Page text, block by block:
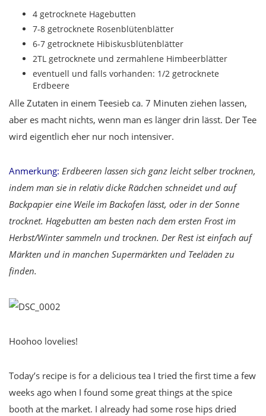
4 getrocknete Hagebutten
7-8 getrocknete Rosenblütenblätter
6-7 getrocknete Hibiskusblütenblätter
2TL getrocknete und zermahlene Himbeerblätter
eventuell und falls vorhanden: 1/2 getrocknete
Erdbeere
Alle Zutaten in einem Teesieb ca. 7 Minuten ziehen lassen,
aber es macht nichts, wenn man es länger drin lässt. Der Tee
wird eigentlich eher nur noch intensiver.
Anmerkung: Erdbeeren lassen sich ganz leicht selber trocknen,
indem man sie in relativ dicke Rädchen schneidet und auf
Backpapier eine Weile im Backofen lässt, oder in der Sonne
trocknet. Hagebutten am besten nach dem ersten Frost im
Herbst/Winter sammeln und trocknen. Der Rest ist einfach auf
Märkten und in manchen Supermärkten und Teeläden zu
finden.
Hoohoo lovelies!
Today’s recipe is for a delicious tea I tried the first time a few
weeks ago when I found some great things at the spice
booth at the market. I already had some rose hips dried